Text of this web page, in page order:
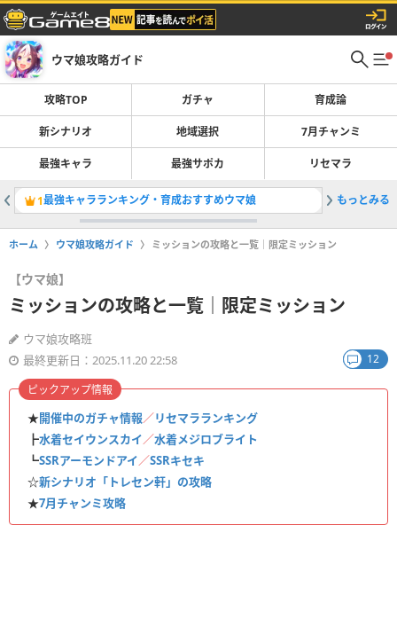
ウマ娘攻略ガイド
攻略TOP ガチャ 育成論
新シナリオ 地域選択 7月チャンミ
最強キャラ 最強サポカ リセマラ
1最強キャラランキング・育成おすすめウマ娘 2新シナ
もっとみる
ホーム ウマ娘攻略ガイド ミッションの攻略と一覧｜限定ミッション
【ウマ娘】
ミッションの攻略と一覧｜限定ミッション
ウマ娘攻略班
最終更新日：2025.11.20 22:58
12
★開催中のガチャ情報／リセマラランキング
┣水着セイウンスカイ／水着メジロブライト
┗SSRアーモンドアイ／SSRキセキ
☆新シナリオ「トレセン軒」の攻略
★7月チャンミ攻略
ピックアップ情報